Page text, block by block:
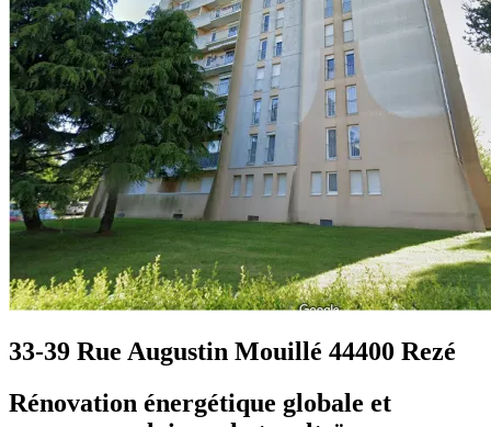
33-39 Rue Augustin Mouillé 44400 Rezé
Rénovation énergétique globale et